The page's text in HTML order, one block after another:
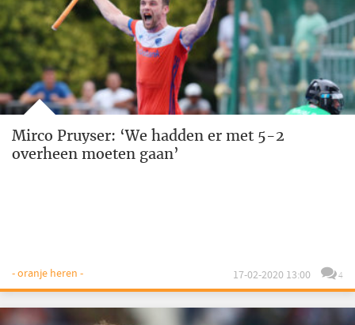
Mirco Pruyser: ‘We hadden er met 5-2
overheen moeten gaan’
- oranje heren - 17-02-2020 13:00 4